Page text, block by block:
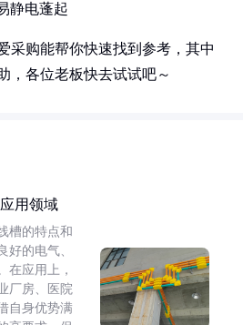
静电蓬起
采购能帮你快速找到参考，其中
，各位老板快去试试吧～
用领域
槽的特点和
好的电气、
在应用上，
厂房、医院
自身优势满